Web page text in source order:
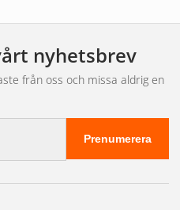
LED Ramp
räckvidd, smal ljusbild
med minskad räckvidd
räckvidd på ljuset eller
naturligt ligger på längre
nyhetsbrev
från oss och missa aldrig en
Prenumerera